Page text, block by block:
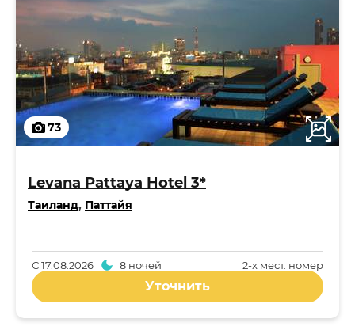
73
Levana Pattaya Hotel 3*
Таиланд, Паттайя
2-x мест. номер
С17.08.2026 8 ночей
Уточнить